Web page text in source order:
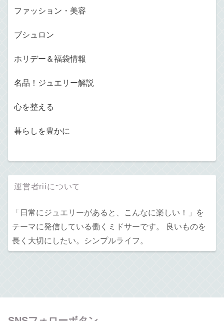
ファッション・美容
ブシュロン
ホリデー＆福袋情報
名品！ジュエリー解説
心を整える
暮らしを豊かに
運営者riiについて
「日常にジュエリーがあると、こんなに楽しい！」を
テーマに発信している働くミドサーです。 良いものを
長く大切にしたい。シンプルライフ。